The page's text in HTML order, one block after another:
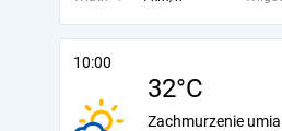
10:00
32°C
Zachmurzenie